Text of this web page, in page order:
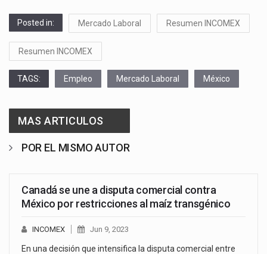
Posted in: Mercado Laboral Resumen INCOMEX
Resumen INCOMEX
TAGS: Empleo Mercado Laboral México
MAS ARTICULOS
POR EL MISMO AUTOR
Canadá se une a disputa comercial contra
México por restricciones al maíz transgénico
INCOMEX Jun 9, 2023
En una decisión que intensifica la disputa comercial entre